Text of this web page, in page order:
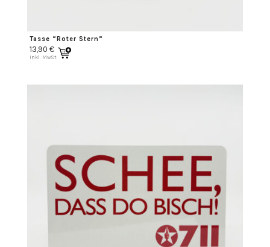
Tasse “Roter Stern”
13,90 €
inkl. MwSt.